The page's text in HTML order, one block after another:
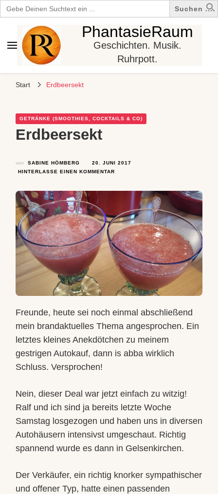
Search
for:
PhantasieRaum
Geschichten. Musik.
Ruhrpott.
Start Erdbeersekt
GETRÄNKE (SMOOTHIES, COCKTAILS & CO)
Erdbeersekt
von SABINE HÖMBERG
20. JUNI 2017
HINTERLASSE EINEN KOMMENTAR
Freunde, heute sei noch einmal abschließend
mein brandaktuelles Thema angesprochen. Ein
letztes kleines Anekdötchen zu meinem
gestrigen Autokauf, dann is abba wirklich
Schluss. Versprochen!
Nein, dieser Deal war jetzt einfach zu witzig!
Ralf und ich sind ja bereits letzte Woche
Samstag losgezogen und haben uns in diversen
Autohäusern intensivst umgeschaut. Richtig
spannend wurde es dann in Gelsenkirchen.
Der Verkäufer, ein richtig knorker sympathischer
und offener Typ, hatte einen passenden